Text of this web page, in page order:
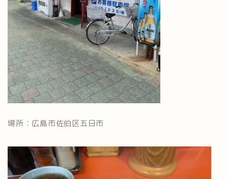
場所：広島市佐伯区五日市